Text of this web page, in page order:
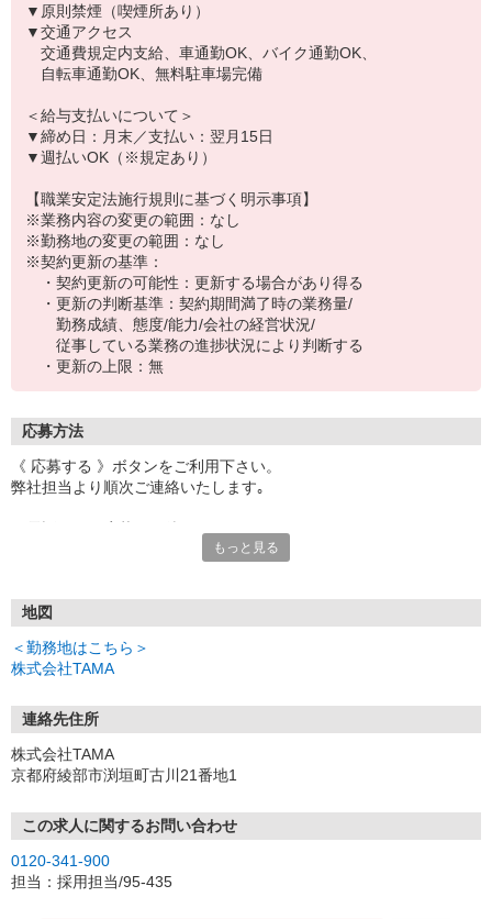
▼原則禁煙（喫煙所あり）
▼交通アクセス
交通費規定内支給、車通勤OK、バイク通勤OK、
自転車通勤OK、無料駐車場完備
＜給与支払いについて＞
▼締め日：月末／支払い：翌月15日
▼週払いOK（※規定あり）
【職業安定法施行規則に基づく明示事項】
※業務内容の変更の範囲：なし
※勤務地の変更の範囲：なし
※契約更新の基準：
・契約更新の可能性：更新する場合があり得る
・更新の判断基準：契約期間満了時の業務量/
勤務成績、態度/能力/会社の経営状況/
従事している業務の進捗状況により判断する
・更新の上限：無
応募方法
《 応募する 》ボタンをご利用下さい。
弊社担当より順次ご連絡いたします｡
もっと見る
地図
＜勤務地はこちら＞
株式会社TAMA
連絡先住所
株式会社TAMA
京都府綾部市渕垣町古川21番地1
この求人に関するお問い合わせ
0120-341-900
担当：採用担当/95-435